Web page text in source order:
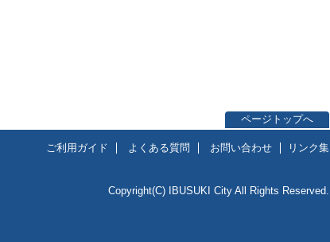
ページトップへ
ご利用ガイド よくある質問 お問い合わせ リンク集
Copyright(C) IBUSUKI City All Rights Reserved.